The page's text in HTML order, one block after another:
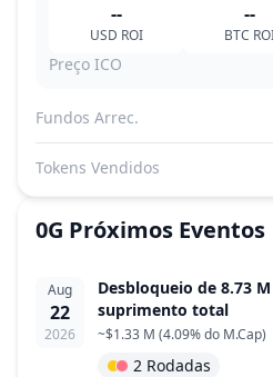
--
USD ROI
--
BTC
Preço ICO
Fundos Arrec.
Tokens Vendidos
0G Próximos Eventos
Aug
22
2026
Desbloqueio de 8.73
suprimento total
~$1.33 M (4.09% do M.Cap)
2 Rodadas